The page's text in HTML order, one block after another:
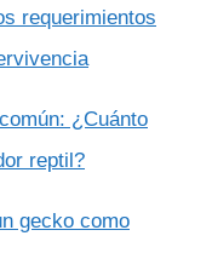
requerimientos
¿Cuánto
reptil?
gecko como